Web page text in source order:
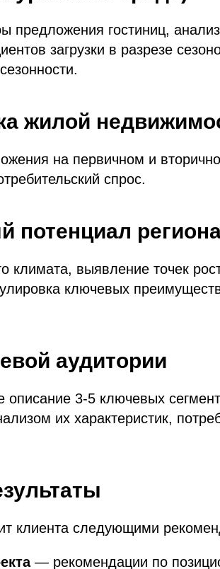
предложения гостиниц,
загрузки в разрезе
жилой
на первичном и
спрос.
потенциал
климата, выявление точек
ключевых
аудитории
описание 3-5 ключевых
их характеристик,
клиента следующими
— рекомендации по